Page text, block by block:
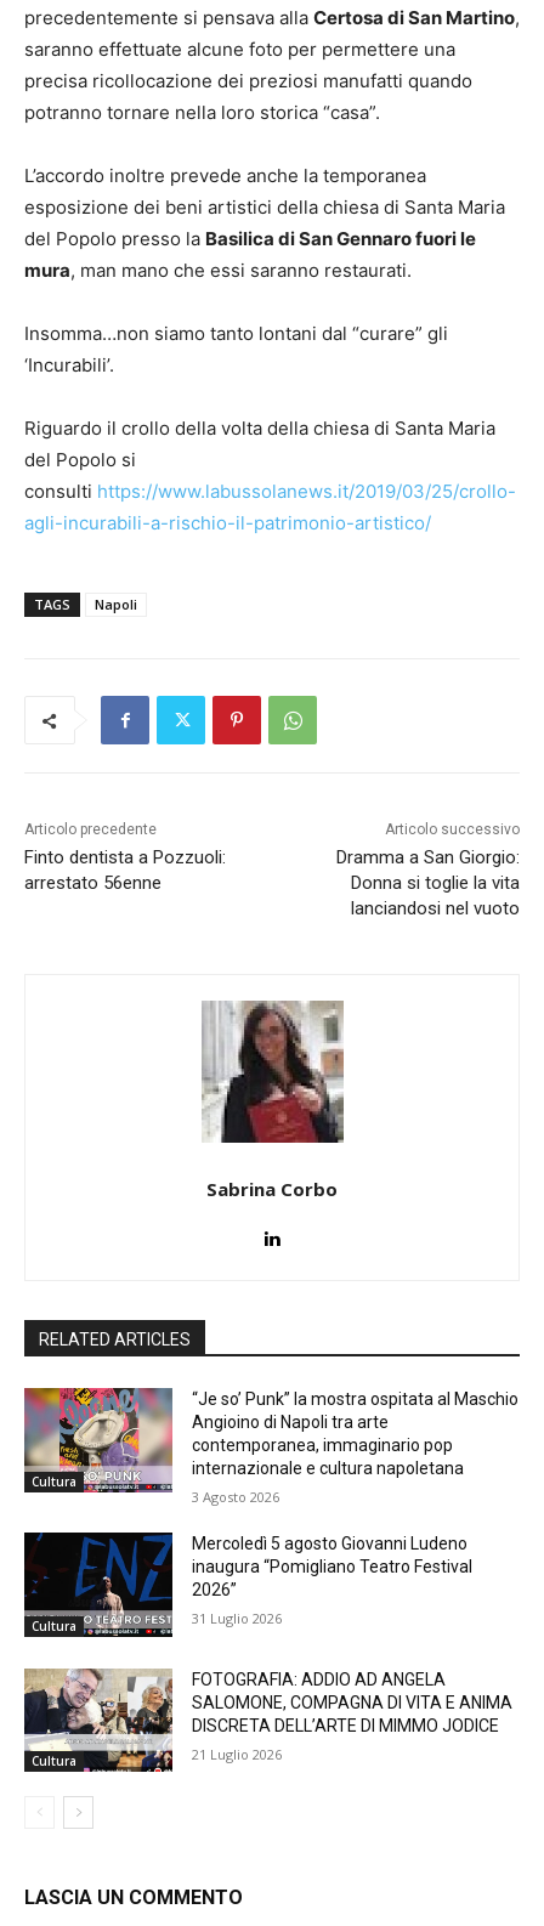
precedentemente si pensava alla Certosa di San Martino,
saranno effettuate alcune foto per permettere una
precisa ricollocazione dei preziosi manufatti quando
potranno tornare nella loro storica “casa”.
L’accordo inoltre prevede anche la temporanea
esposizione dei beni artistici della chiesa di Santa Maria
del Popolo presso la Basilica di San Gennaro fuori le
mura, man mano che essi saranno restaurati.
Insomma…non siamo tanto lontani dal “curare” gli
‘Incurabili’.
Riguardo il crollo della volta della chiesa di Santa Maria
del Popolo si
consulti https://www.labussolanews.it/2019/03/25/crollo-
agli-incurabili-a-rischio-il-patrimonio-artistico/
TAGS Napoli
Articolo precedente
Finto dentista a Pozzuoli:
arrestato 56enne
Articolo successivo
Dramma a San Giorgio:
Donna si toglie la vita
lanciandosi nel vuoto
Sabrina Corbo
RELATED ARTICLES
Cultura
“Je so’ Punk” la mostra ospitata al Maschio
Angioino di Napoli tra arte
contemporanea, immaginario pop
internazionale e cultura napoletana
3 Agosto 2026
Cultura
Mercoledì 5 agosto Giovanni Ludeno
inaugura “Pomigliano Teatro Festival
2026”
31 Luglio 2026
Cultura
FOTOGRAFIA: ADDIO AD ANGELA
SALOMONE, COMPAGNA DI VITA E ANIMA
DISCRETA DELL’ARTE DI MIMMO JODICE
21 Luglio 2026
LASCIA UN COMMENTO